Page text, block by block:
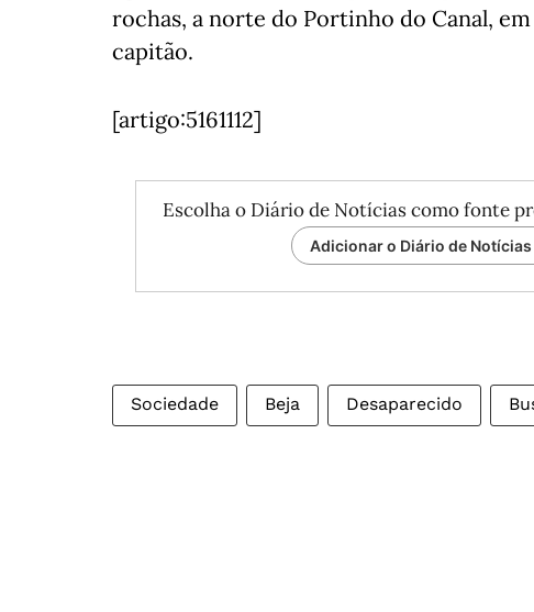
rochas, a norte do Portinho do Canal,
capitão.
[artigo:5161112]
Escolha o Diário de Notícias como fonte
Adicionar o Diário de
Sociedade Beja Desaparecido